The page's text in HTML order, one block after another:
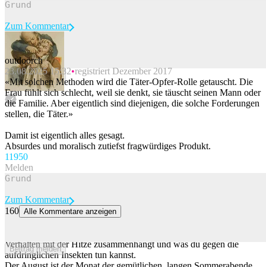
Beitrag melden
Zum Kommentar
outdoorch
23.08.2025 15:32 registriert Dezember 2017
«Mit solchen Methoden wird die Täter-Opfer-Rolle getauscht. Die
Frau fühlt sich schlecht, weil sie denkt, sie täuscht seinen Mann oder
die Familie. Aber eigentlich sind diejenigen, die solche Forderungen
stellen, die Täter.»
Damit ist eigentlich alles gesagt.
Absurdes und moralisch zutiefst fragwürdiges Produkt.
11950
Melden
Beitrag melden
Zum Kommentar
160 Alle Kommentare anzeigen
Verhalten mit der Hitze zusammenhängt und was du gegen die
aufdringlichen Insekten tun kannst.